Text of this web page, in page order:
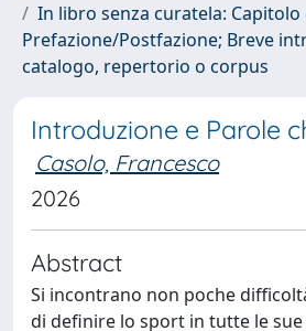
In libro senza curatela: Capitolo
Prefazione/Postfazione; Breve
catalogo, repertorio o corpus
Introduzione e Parole
Casolo, Francesco
2026
Abstract
Si incontrano non poche
di definire lo sport in tutte le